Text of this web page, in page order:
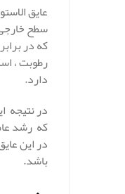
عایق
سطح خارجی
که در
رطوبت ،
دارد.
در نتیجه
که رشد
در این
باشد.